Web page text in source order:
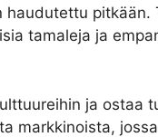
pitkään.
tamaleja ja
ja ostaa
markkinoista,